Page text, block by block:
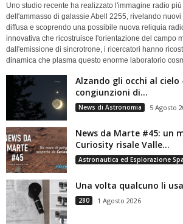
Uno studio recente ha realizzato l'immagine radio
dell'ammasso di galassie Abell 2255, rivelando
diffusa e scoprendo una possibile nuova reliquia
innovativa che ricostruisce l'orientazione del campo
dall'emissione di sincrotrone, i ricercatori hanno
dinamica che plasma questo enorme laboratorio
Alzando gli occhi al cielo
congiunzioni di...
News di Astronomia 5 Agosto
News da Marte #45: un
Curiosity risale Valle...
Astronautica ed Esplorazione
Una volta qualcuno li
280 1 Agosto 2026